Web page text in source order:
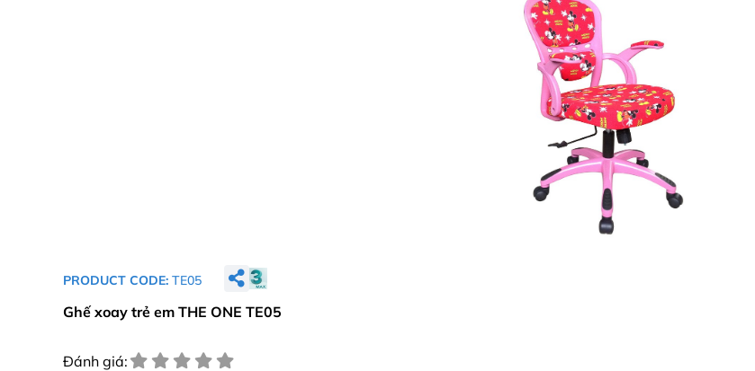
PRODUCT CODE: TE05
Ghế xoay trẻ em THE ONE TE05
Đánh giá: